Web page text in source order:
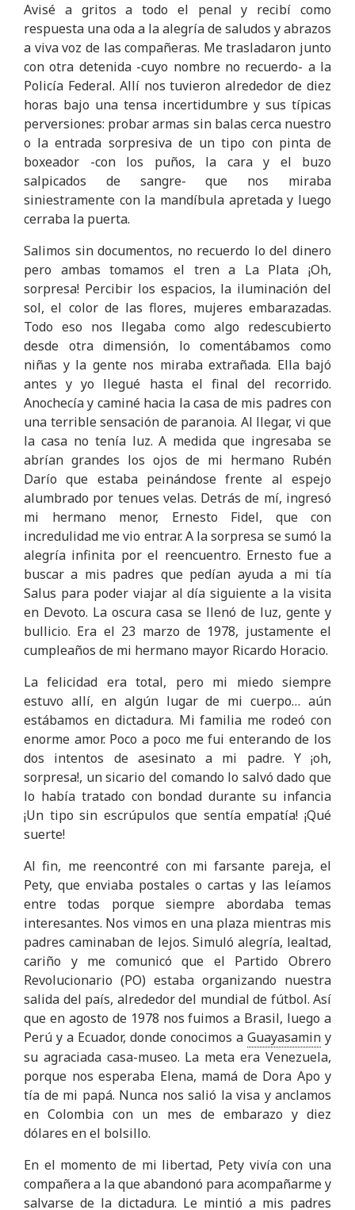
Avisé a gritos a todo el penal y recibí como
respuesta una oda a la alegría de saludos y abrazos
a viva voz de las compañeras. Me trasladaron junto
con otra detenida -cuyo nombre no recuerdo- a la
Policía Federal. Allí nos tuvieron alrededor de diez
horas bajo una tensa incertidumbre y sus típicas
perversiones: probar armas sin balas cerca nuestro
o la entrada sorpresiva de un tipo con pinta de
boxeador -con los puños, la cara y el buzo
salpicados de sangre- que nos miraba
siniestramente con la mandíbula apretada y luego
cerraba la puerta.
Salimos sin documentos, no recuerdo lo del dinero
pero ambas tomamos el tren a La Plata ¡Oh,
sorpresa! Percibir los espacios, la iluminación del
sol, el color de las flores, mujeres embarazadas.
Todo eso nos llegaba como algo redescubierto
desde otra dimensión, lo comentábamos como
niñas y la gente nos miraba extrañada. Ella bajó
antes y yo llegué hasta el final del recorrido.
Anochecía y caminé hacia la casa de mis padres con
una terrible sensación de paranoia. Al llegar, vi que
la casa no tenía luz. A medida que ingresaba se
abrían grandes los ojos de mi hermano Rubén
Darío que estaba peinándose frente al espejo
alumbrado por tenues velas. Detrás de mí, ingresó
mi hermano menor, Ernesto Fidel, que con
incredulidad me vio entrar. A la sorpresa se sumó la
alegría infinita por el reencuentro. Ernesto fue a
buscar a mis padres que pedían ayuda a mi tía
Salus para poder viajar al día siguiente a la visita
en Devoto. La oscura casa se llenó de luz, gente y
bullicio. Era el 23 marzo de 1978, justamente el
cumpleaños de mi hermano mayor Ricardo Horacio.
La felicidad era total, pero mi miedo siempre
estuvo allí, en algún lugar de mi cuerpo… aún
estábamos en dictadura. Mi familia me rodeó con
enorme amor. Poco a poco me fui enterando de los
dos intentos de asesinato a mi padre. Y ¡oh,
sorpresa!, un sicario del comando lo salvó dado que
lo había tratado con bondad durante su infancia
¡Un tipo sin escrúpulos que sentía empatía! ¡Qué
suerte!
Al fin, me reencontré con mi farsante pareja, el
Pety, que enviaba postales o cartas y las leíamos
entre todas porque siempre abordaba temas
interesantes. Nos vimos en una plaza mientras mis
padres caminaban de lejos. Simuló alegría, lealtad,
cariño y me comunicó que el Partido Obrero
Revolucionario (PO) estaba organizando nuestra
salida del país, alrededor del mundial de fútbol. Así
que en agosto de 1978 nos fuimos a Brasil, luego a
Perú y a Ecuador, donde conocimos a Guayasamin y
su agraciada casa-museo. La meta era Venezuela,
porque nos esperaba Elena, mamá de Dora Apo y
tía de mi papá. Nunca nos salió la visa y anclamos
en Colombia con un mes de embarazo y diez
dólares en el bolsillo.
En el momento de mi libertad, Pety vivía con una
compañera a la que abandonó para acompañarme y
salvarse de la dictadura. Le mintió a mis padres